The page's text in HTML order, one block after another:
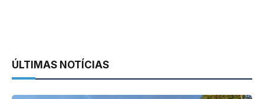
ÚLTIMAS NOTÍCIAS